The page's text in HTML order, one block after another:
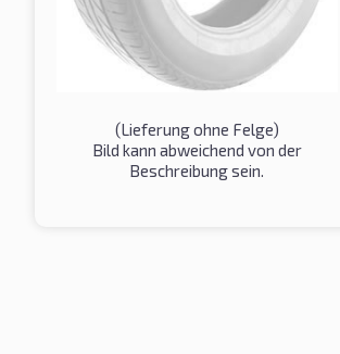
(Lieferung ohne Felge)
Bild kann abweichend von der
Beschreibung sein.